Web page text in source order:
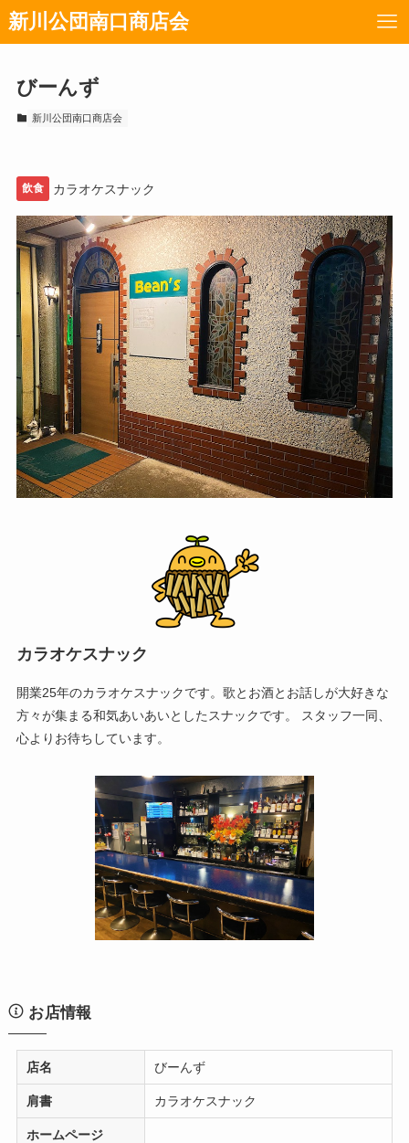
新川公団南口商店会
びーんず
新川公団南口商店会
飲食 カラオケスナック
カラオケスナック
開業25年のカラオケスナックです。歌とお酒とお話しが大好きな
方々が集まる和気あいあいとしたスナックです。 スタッフ一同、
心よりお待ちしています。
お店情報
店名 びーんず
肩書 カラオケスナック
ホームページ